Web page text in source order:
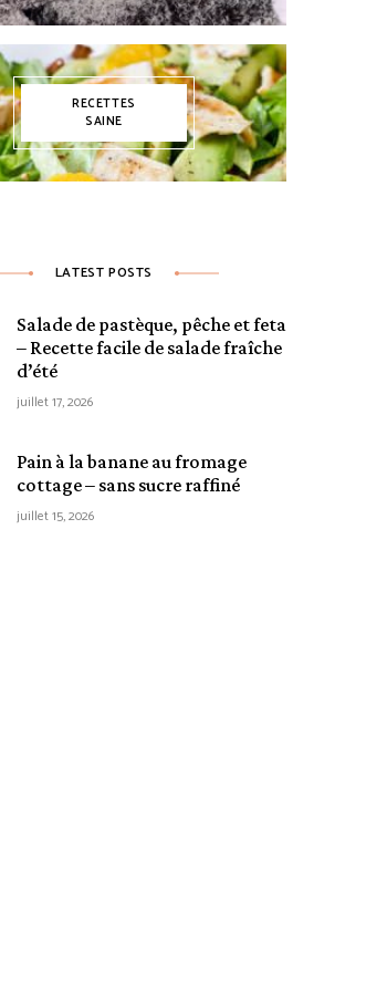
RECETTES
SAINE
LATEST POSTS
Salade de pastèque, pêche et feta
– Recette facile de salade fraîche
d’été
juillet 17, 2026
Pain à la banane au fromage
cottage – sans sucre raffiné
juillet 15, 2026